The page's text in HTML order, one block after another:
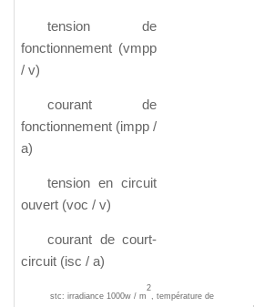
tension de
fonctionnement (vmpp
/ v)
courant de
fonctionnement (impp /
a)
tension en circuit
ouvert (voc / v)
courant de court-
circuit (isc / a)
stc: irradiance 1000w / m
2
, température de